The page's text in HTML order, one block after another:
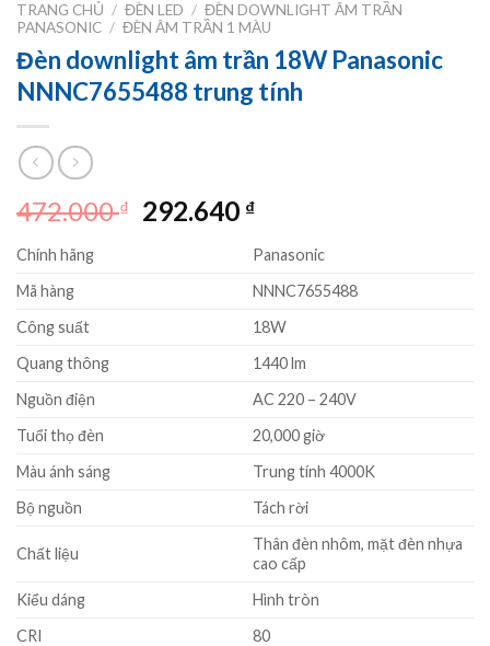
TRANG CHỦ / ĐÈN LED / ĐÈN DOWNLIGHT ÂM TRẦN
PANASONIC / ĐÈN ÂM TRẦN 1 MÀU
Đèn downlight âm trần 18W Panasonic
NNNC7655488 trung tính
472.000₫
Giá
472.000 ₫.
292.640 ₫Giá
tại
là:
292.640 ₫.
Chính hãng
Panasonic
Mã hàng
NNNC7655488
Công suất
18W
Quang thông
1440 lm
Nguồn điện
AC 220 – 240V
Tuổi thọ đèn
20,000 giờ
Màu ánh sáng
Trung tính 4000K
Bộ nguồn
Tách rời
Chất liệu
Thân đèn nhôm, mặt đèn nhựa
cao cấp
Kiểu dáng
Hình tròn
CRI
80